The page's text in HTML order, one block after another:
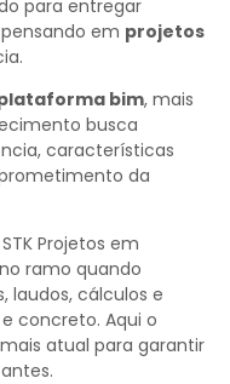
para entregar
em projetos
bim, mais
busca
características
da
Projetos em
ramo quando
laudos, cálculos e
concreto. Aqui o
atual para garantir